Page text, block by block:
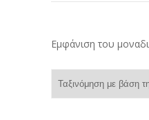
Εμφάνιση του